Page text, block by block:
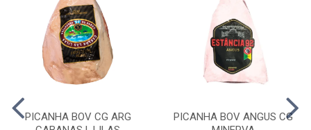
PICANHA BOV CG ARG
PICANHA BOV ANGUS CG